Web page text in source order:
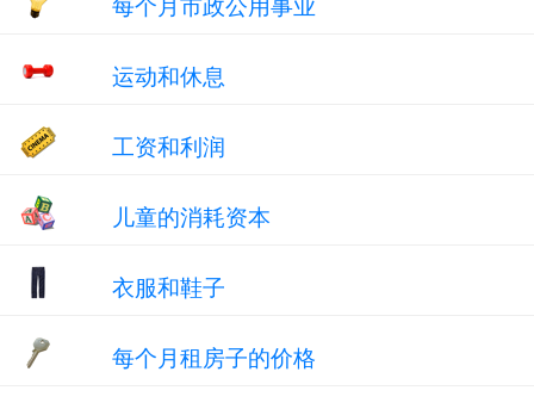
每个月市政公用事业
运动和休息
工资和利润
儿童的消耗资本
衣服和鞋子
每个月租房子的价格